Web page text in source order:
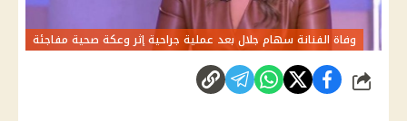
وفاة الفنانة سهام جلال بعد عملية جراحية إثر وعكة صحية مفاجئة
شارك